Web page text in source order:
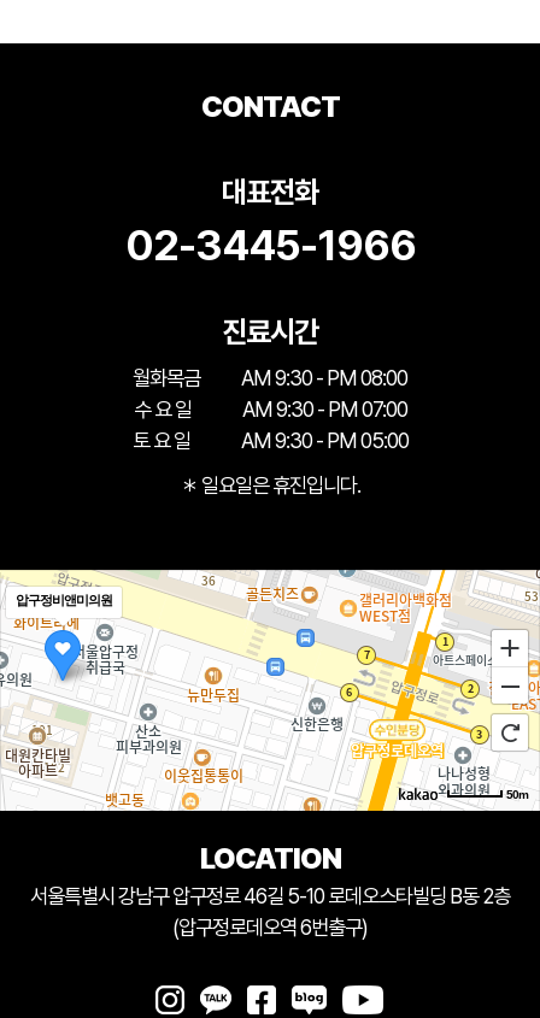
CONTACT
대표전화
02-3445-1966
진료시간
월화목금
AM 9:30 - PM 08:00
수 요 일
AM 9:30 - PM 07:00
토 요 일
AM 9:30 - PM 05:00
＊ 일요일은 휴진입니다.
LOCATION
압구정비앤미의원
50m
서울특별시 강남구 압구정로 46길 5-10 로데오스타빌딩 B동 2층
(압구정로데오역 6번출구)